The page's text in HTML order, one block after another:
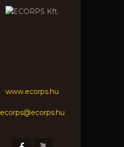
www.ecorps.hu
ecorps@ecorps.hu